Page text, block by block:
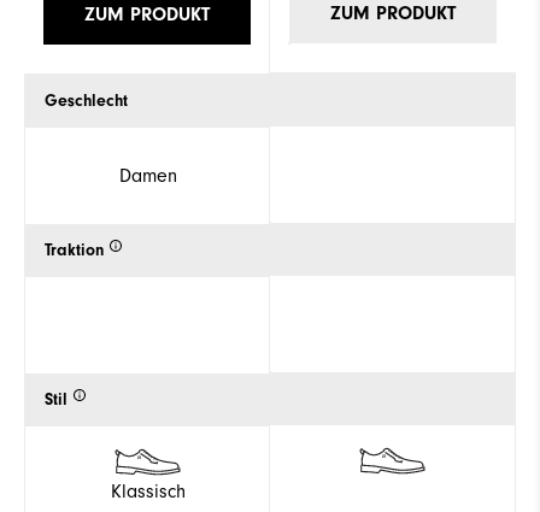
ZUM PRODUKT
Geschlecht
Damen
Traktion
Stil
Klassisch
ZUM PRODUKT